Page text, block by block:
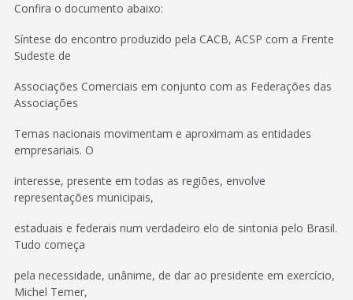
Confira o documento abaixo:
Síntese do encontro produzido pela CACB, ACSP com a Frente
Sudeste de
Associações Comerciais em conjunto com as Federações das
Associações
Temas nacionais movimentam e aproximam as entidades
empresariais. O
interesse, presente em todas as regiões, envolve
representações municipais,
estaduais e federais num verdadeiro elo de sintonia pelo Brasil.
Tudo começa
pela necessidade, unânime, de dar ao presidente em exercício,
Michel Temer,